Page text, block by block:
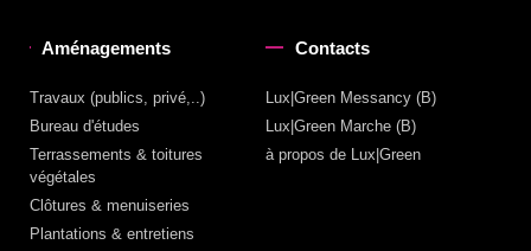
Aménagements
Travaux (publics, privé,..)
Bureau d'études
Terrassements & toitures
végétales
Clôtures & menuiseries
Plantations & entretiens
Contacts
Lux|Green Messancy (B)
Lux|Green Marche (B)
à propos de Lux|Green